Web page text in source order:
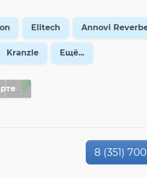
Elitech Annovi
Kranzle Ещё...
8 (351)